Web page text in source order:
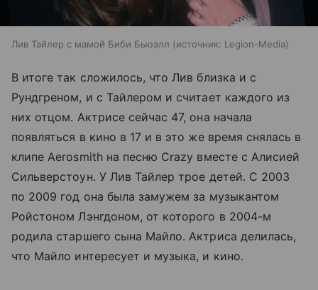
Лив Тайлер с мамой Биби Бьюэлл источник: Legion-Media
В итоге так сложилось, что Лив близка и с
Рундгреном, и с Тайлером и считает каждого из
них отцом. Актрисе сейчас 47, она начала
появляться в кино в 17 и в это же время снялась в
клипе Aerosmith на песню Crazy вместе с Алисией
Сильверстоун. У Лив Тайлер трое детей. С 2003
по 2009 год она была замужем за музыкантом
Ройстоном Лэнгдоном, от которого в 2004-м
родила старшего сына Майло. Актриса делилась,
что Майло интересует и музыка, и кино.